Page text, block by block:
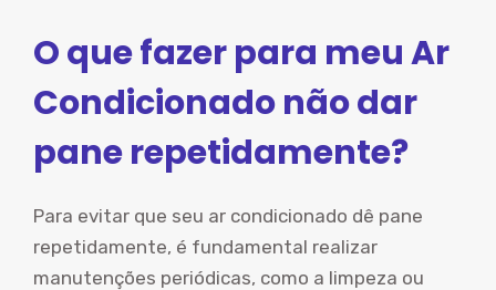
O que fazer para meu Ar
Condicionado não dar
pane repetidamente?
Para evitar que seu ar condicionado dê pane
repetidamente, é fundamental realizar
manutenções periódicas, como a limpeza ou